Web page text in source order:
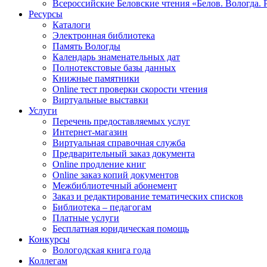
Всероссийские Беловские чтения «Белов. Вологда.
Ресурсы
Каталоги
Электронная библиотека
Память Вологды
Календарь знаменательных дат
Полнотекстовые базы данных
Книжные памятники
Online тест проверки скорости чтения
Виртуальные выставки
Услуги
Перечень предоставляемых услуг
Интернет-магазин
Виртуальная справочная служба
Предварительный заказ документа
Online продление книг
Online заказ копий документов
Межбиблиотечный абонемент
Заказ и редактирование тематических списков
Библиотека – педагогам
Платные услуги
Бесплатная юридическая помощь
Конкурсы
Вологодская книга года
Коллегам